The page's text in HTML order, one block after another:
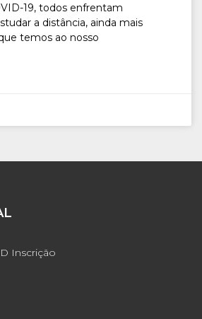
19, todos enfrentam
a distância, ainda mais
temos ao nosso
Inscrição